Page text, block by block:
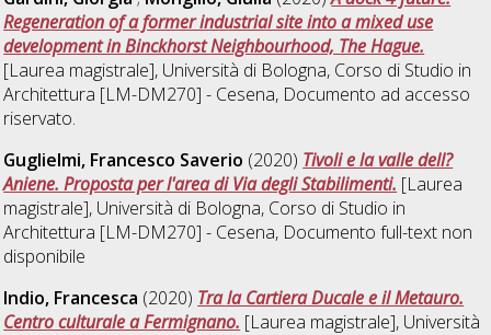
Regeneration of a former industrial site into a mixed use
development in Binckhorst Neighbourhood, The Hague.
[Laurea magistrale], Università di Bologna, Corso di Studio in
Architettura [LM-DM270] - Cesena, Documento ad accesso
riservato.
Guglielmi, Francesco Saverio (2020) Tivoli e la valle dell?
Aniene. Proposta per l'area di Via degli Stabilimenti. [Laurea
magistrale], Università di Bologna, Corso di Studio in
Architettura [LM-DM270] - Cesena, Documento full-text non
disponibile
Indio, Francesca (2020) Tra la Cartiera Ducale e il Metauro.
Centro culturale a Fermignano. [Laurea magistrale], Università